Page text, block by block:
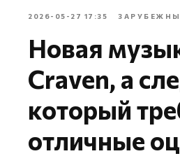
2026-05-27 17:35
Новая
Craven, а
который
отличные